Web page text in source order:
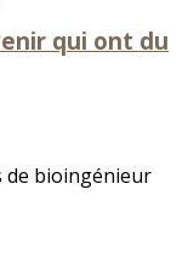
qui ont du
de bioingénieur